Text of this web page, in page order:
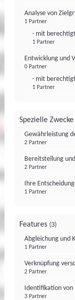
Analyse von
1 Partner
- mit
1 Partner
Entwicklung und
0 Partner
- mit
1 Partner
Spezielle Zwecke
Gewährleistung
2 Partner
Bereitstellung
2 Partner
Ihre
1 Partner
Features (3)
Abgleichung und
1 Partner
Verknüpfung
2 Partner
Identifikation
3 Partner